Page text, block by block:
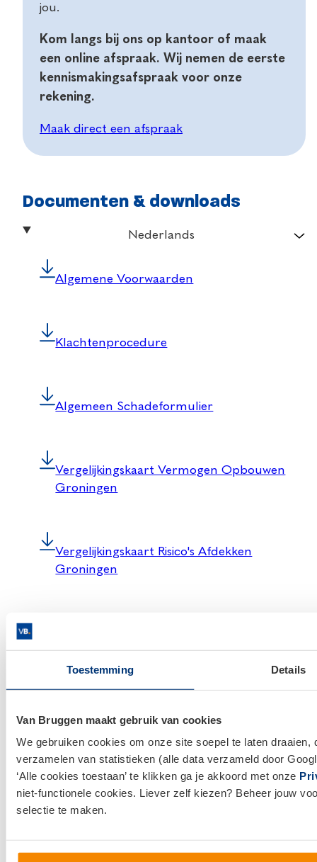
Toestemming Details
Van Bruggen maakt gebruik van cookies
We gebruiken cookies om onze site soepel te laten
verzamelen van statistieken (alle data verzameld door
‘Alle cookies toestaan’ te klikken ga je akkoord met onze
niet-functionele cookies. Liever zelf kiezen? Beheer jouw
selectie te maken.
jou.
Kom langs bij ons op kantoor of maak
een online afspraak. Wij nemen de eerste
kennismakingsafspraak voor onze
rekening.
Maak direct een afspraak
Documenten & downloads
Nederlands
Algemene Voorwaarden
Klachtenprocedure
Algemeen Schadeformulier
Vergelijkingskaart Vermogen Opbouwen
Groningen
Vergelijkingskaart Risico's Afdekken
Groningen
English
Wat kunnen we voor jou betekenen?